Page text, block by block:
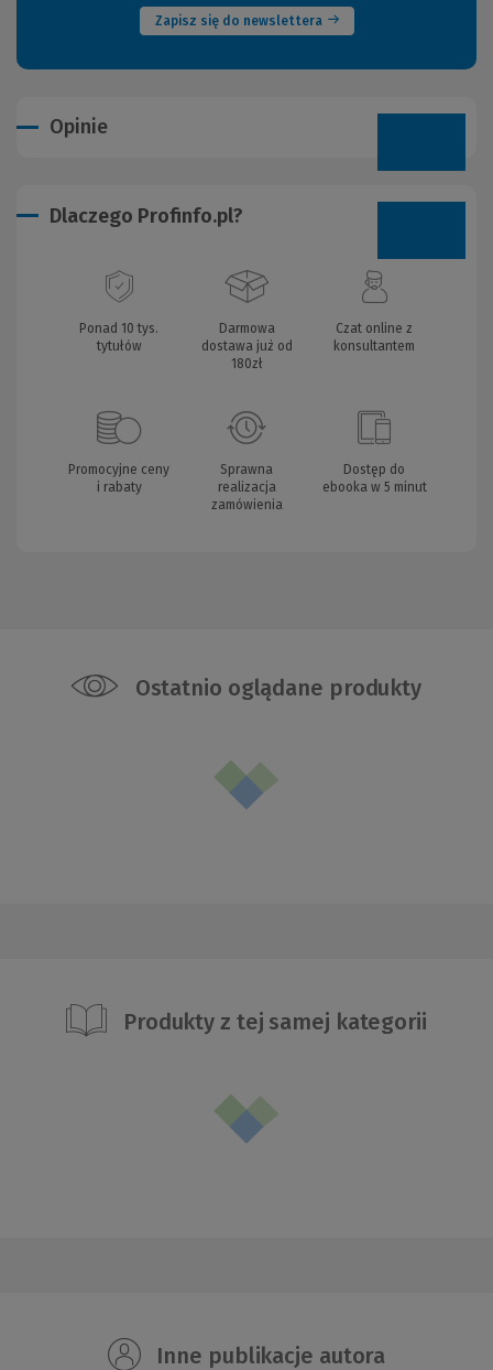
Zapisz się do newslettera
Opinie
Dlaczego Profinfo.pl?
Ponad 10 tys.
tytułów
Darmowa
dostawa już od
180zł
Czat online z
konsultantem
Promocyjne ceny
i rabaty
Sprawna
realizacja
zamówienia
Dostęp do
ebooka w 5 minut
Ostatnio oglądane produkty
Produkty z tej samej kategorii
Inne publikacje autora